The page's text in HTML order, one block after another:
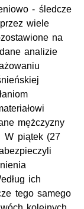
- śledcze
wiele
na
analizie
mężczyzny
W piątek (27
ich
tego samego